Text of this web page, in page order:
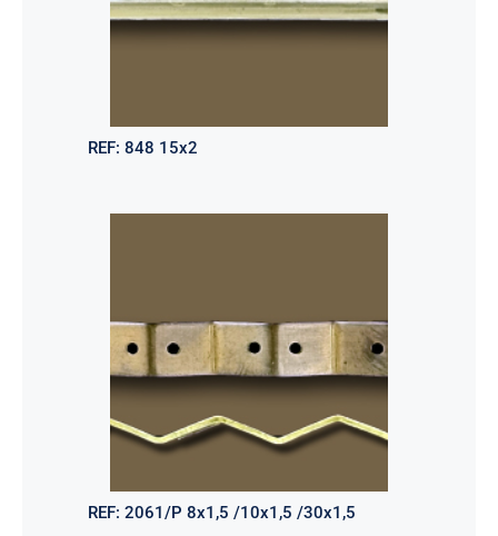
REF: 848 15x2
REF: 2061/P 8x1,5 /10x1,5 /30x1,5